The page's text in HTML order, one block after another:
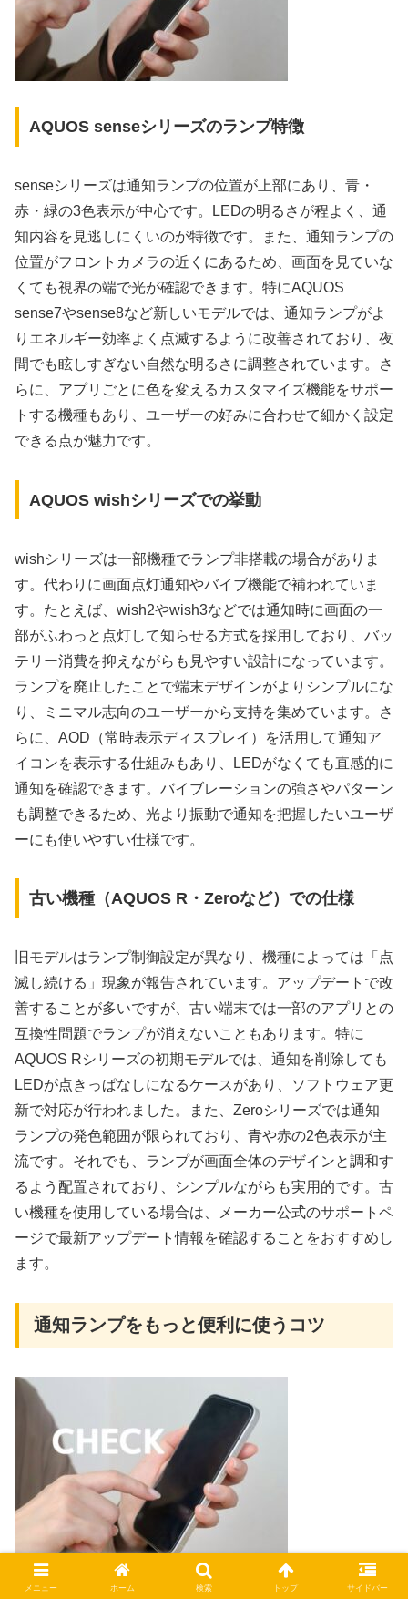
AQUOS senseシリーズのランプ特徴
senseシリーズは通知ランプの位置が上部にあり、青・
赤・緑の3色表示が中心です。LEDの明るさが程よく、通
知内容を見逃しにくいのが特徴です。また、通知ランプの
位置がフロントカメラの近くにあるため、画面を見ていな
くても視界の端で光が確認できます。特にAQUOS
sense7やsense8など新しいモデルでは、通知ランプがよ
りエネルギー効率よく点滅するように改善されており、夜
間でも眩しすぎない自然な明るさに調整されています。さ
らに、アプリごとに色を変えるカスタマイズ機能をサポー
トする機種もあり、ユーザーの好みに合わせて細かく設定
できる点が魅力です。
AQUOS wishシリーズでの挙動
wishシリーズは一部機種でランプ非搭載の場合がありま
す。代わりに画面点灯通知やバイブ機能で補われていま
す。たとえば、wish2やwish3などでは通知時に画面の一
部がふわっと点灯して知らせる方式を採用しており、バッ
テリー消費を抑えながらも見やすい設計になっています。
ランプを廃止したことで端末デザインがよりシンプルにな
り、ミニマル志向のユーザーから支持を集めています。さ
らに、AOD（常時表示ディスプレイ）を活用して通知ア
イコンを表示する仕組みもあり、LEDがなくても直感的に
通知を確認できます。バイブレーションの強さやパターン
も調整できるため、光より振動で通知を把握したいユーザ
ーにも使いやすい仕様です。
古い機種（AQUOS R・Zeroなど）での仕様
旧モデルはランプ制御設定が異なり、機種によっては「点
滅し続ける」現象が報告されています。アップデートで改
善することが多いですが、古い端末では一部のアプリとの
互換性問題でランプが消えないこともあります。特に
AQUOS Rシリーズの初期モデルでは、通知を削除しても
LEDが点きっぱなしになるケースがあり、ソフトウェア更
新で対応が行われました。また、Zeroシリーズでは通知
ランプの発色範囲が限られており、青や赤の2色表示が主
流です。それでも、ランプが画面全体のデザインと調和す
るよう配置されており、シンプルながらも実用的です。古
い機種を使用している場合は、メーカー公式のサポートペ
ージで最新アップデート情報を確認することをおすすめし
ます。
通知ランプをもっと便利に使うコツ
メニュー ホーム 検索 トップ サイドバー